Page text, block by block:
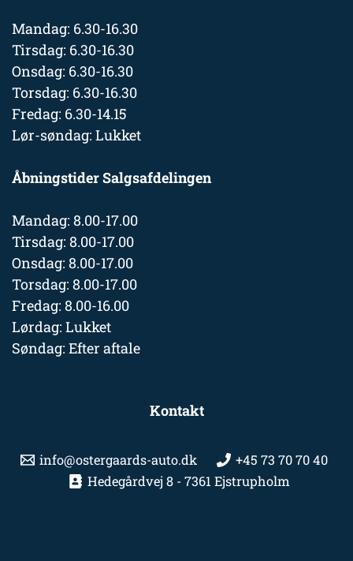
Mandag: 6.30-16.30
Tirsdag: 6.30-16.30
Onsdag: 6.30-16.30
Torsdag: 6.30-16.30
Fredag: 6.30-14.15
Lør-søndag: Lukket
Åbningstider Salgsafdelingen
Mandag: 8.00-17.00
Tirsdag: 8.00-17.00
Onsdag: 8.00-17.00
Torsdag: 8.00-17.00
Fredag: 8.00-16.00
Lørdag: Lukket
Søndag: Efter aftale
Kontakt
info@ostergaards-auto.dk
+45 73 70 70 40
Hedegårdvej 8 - 7361 Ejstrupholm